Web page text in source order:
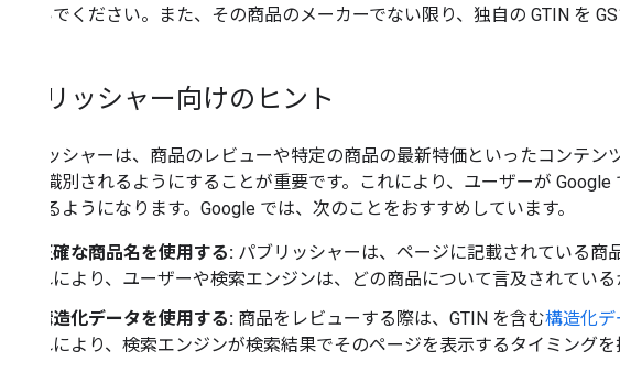
いでください。また、その商品のメーカーでない限り、独自の GTIN を
パブリッシャー向けのヒント
パブリッシャーは、商品のレビューや特定の商品の最新特価といったコンテ
正確に識別されるようにすることが重要です。これにより、ユーザーが
けられるようになります。Google では、次のことをおすすめしています。
正確な商品名を使用する: パブリッシャーは、ページに記載されている商
れにより、ユーザーや検索エンジンは、どの商品について言及されている
構造化データを使用する: 商品をレビューする際は、GTIN を含む構造化デ
れにより、検索エンジンが検索結果でそのページを表示するタイミングを